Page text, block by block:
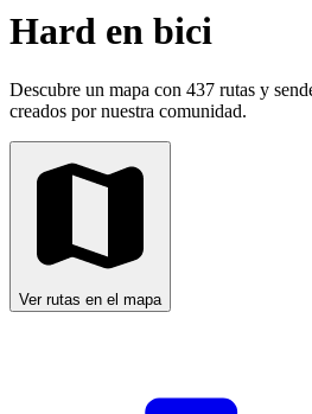
Hard en bici
Descubre un mapa con 437 rutas y
creados por nuestra comunidad.
Ver rutas en el mapa